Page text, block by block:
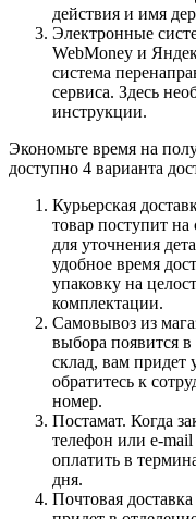
действия и имя
Электронные
WebMoney и
система
сервиса. Здесь
инструкции.
Экономьте время на
доступно 4 варианта
Курьерская
товар поступит на
для уточнения
удобное время
упаковку на
комплектации.
Самовывоз из
выбора появится в
склад, вам придет
обратитесь к
номер.
Постамат. Когда
телефон или e-
оплатить в
дня.
Почтовая